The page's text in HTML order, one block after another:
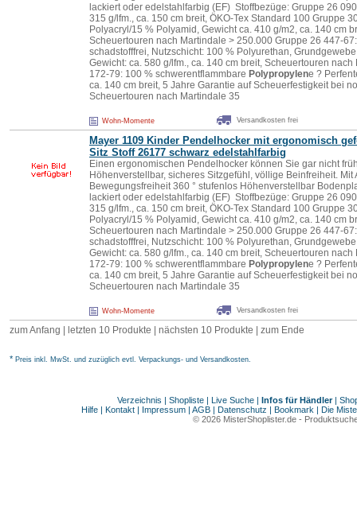
lackiert oder edelstahlfarbig (EF) Stoffbezüge: Gruppe 26
315 g/lfm., ca. 150 cm breit, ÖKO-Tex Standard 100 Gruppe
Polyacryl/15 % Polyamid, Gewicht ca. 410 g/m2, ca. 140 cm
Scheuertouren nach Martindale > 250.000 Gruppe 26 447-
schadstofffrei, Nutzschicht: 100 % Polyurethan,
Gewicht: ca. 580 g/lfm., ca. 140 cm breit, Scheuertouren
172-79: 100 % schwerentflammbare Polypropylene ?
ca. 140 cm breit, 5 Jahre Garantie auf Scheuerfestigkeit bei
Scheuertouren nach Martindale 35
Wohn-Momente Versandkosten frei
Mayer 1109 Kinder Pendelhocker mit ergonomisch
Sitz Stoff 26177 schwarz edelstahlfarbig
Einen ergonomischen Pendelhocker können Sie gar nicht
Höhenverstellbar, sicheres Sitzgefühl, völlige Beinfreiheit.
Bewegungsfreiheit 360 ° stufenlos Höhenverstellbar
lackiert oder edelstahlfarbig (EF) Stoffbezüge: Gruppe 26
315 g/lfm., ca. 150 cm breit, ÖKO-Tex Standard 100 Gruppe
Polyacryl/15 % Polyamid, Gewicht ca. 410 g/m2, ca. 140 cm
Scheuertouren nach Martindale > 250.000 Gruppe 26 447-
schadstofffrei, Nutzschicht: 100 % Polyurethan,
Gewicht: ca. 580 g/lfm., ca. 140 cm breit, Scheuertouren
172-79: 100 % schwerentflammbare Polypropylene ?
ca. 140 cm breit, 5 Jahre Garantie auf Scheuerfestigkeit bei
Scheuertouren nach Martindale 35
Wohn-Momente Versandkosten frei
zum Anfang letzten 10 Produkte nächsten 10 Produkte zum Ende
* Preis inkl. MwSt. und zuzüglich evtl. Verpackungs- und Versandkosten.
Verzeichnis | Shopliste| Live Suche| Infos für Händler|
Hilfe | Kontakt | Impressum | AGB | Datenschutz | Bookmark | Die
© 2026 MisterShoplister.de-